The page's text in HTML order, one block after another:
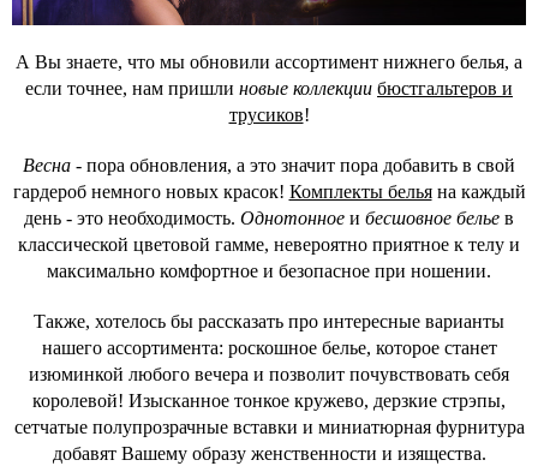
А Вы знаете, что мы обновили ассортимент нижнего белья, а
если точнее, нам пришли новые коллекции бюстгальтеров и
трусиков!
Весна - пора обновления, а это значит пора добавить в свой
гардероб немного новых красок! Комплекты бельяна каждый
день - это необходимость. Однотонное и бесшовное белье в
классической цветовой гамме, невероятно приятное к телу и
максимально комфортное и безопасное при ношении.
Также, хотелось бы рассказать про интересные варианты
нашего ассортимента: роскошное белье, которое станет
изюминкой любого вечера и позволит почувствовать себя
королевой! Изысканное тонкое кружево, дерзкие стрэпы,
сетчатые полупрозрачные вставки и миниатюрная фурнитура
добавят Вашему образу женственности и изящества.